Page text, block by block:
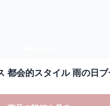
都会的スタイル 雨の日ブ